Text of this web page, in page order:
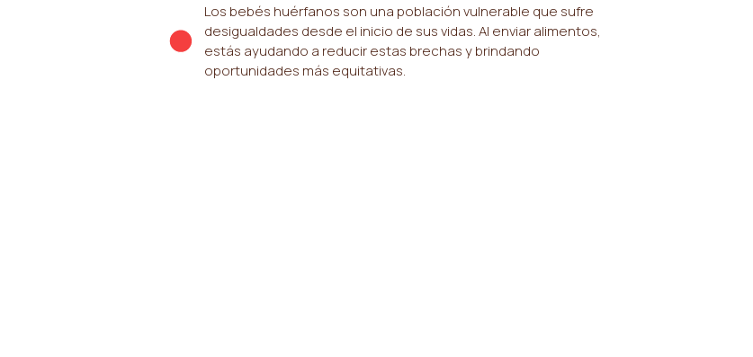
Los bebés huérfanos son una población vulnerable que sufre
desigualdades desde el inicio de sus vidas. Al enviar alimentos,
estás ayudando a reducir estas brechas y brindando
oportunidades más equitativas.